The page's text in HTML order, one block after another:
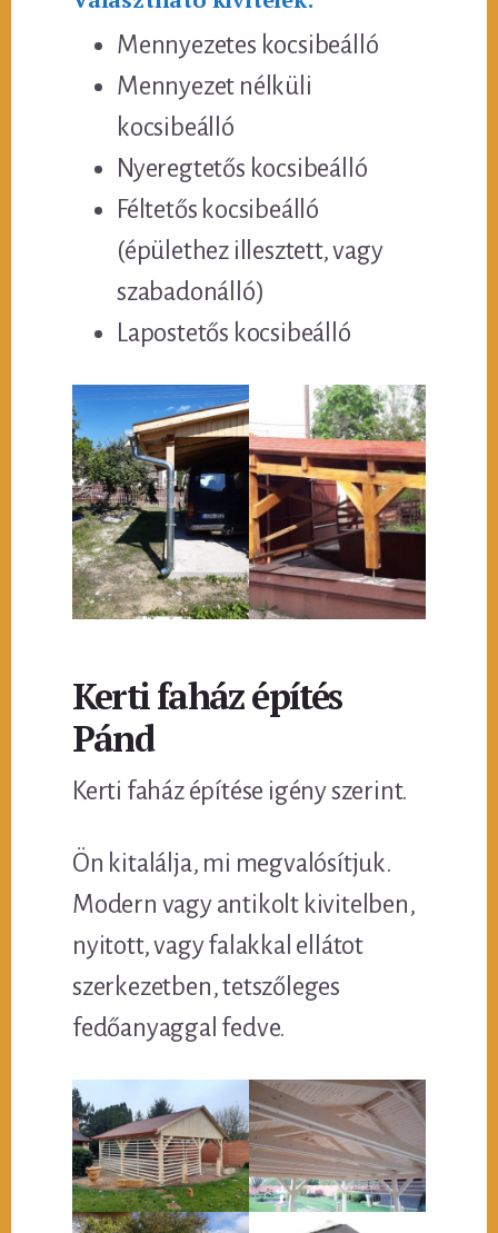
Mennyezetes kocsibeálló
Mennyezet nélküli
kocsibeálló
Nyeregtetős kocsibeálló
Féltetős kocsibeálló
(épülethez illesztett, vagy
szabadonálló)
Lapostetős kocsibeálló
Kerti faház építés
Pánd
Kerti faház építése igény szerint.
Ön kitalálja, mi megvalósítjuk.
Modern vagy antikolt kivitelben,
nyitott, vagy falakkal ellátot
szerkezetben, tetszőleges
fedőanyaggal fedve.